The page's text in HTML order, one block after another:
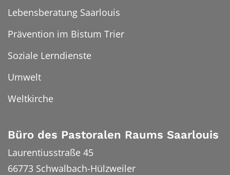
Lebensberatung Saarlouis
Prävention im Bistum Trier
Soziale Lerndienste
Umwelt
Weltkirche
Büro des Pastoralen Raums Saarlouis
Laurentiusstraße 45
66773 Schwalbach-Hülzweiler